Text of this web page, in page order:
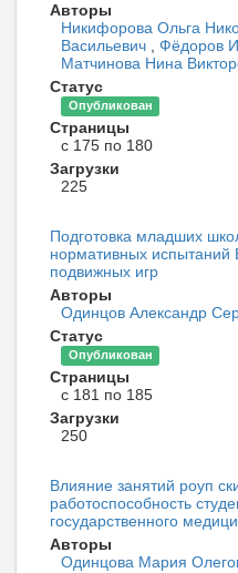
Авторы
Никифорова Ольга
Васильевич , Фёдоров
Матчинова Нина
Статус
Опубликован
Страницы
с 175 по 180
Загрузки
225
Подготовка младших
нормативных
подвижных игр
Авторы
Одинцов Александр
Статус
Опубликован
Страницы
с 181 по 185
Загрузки
250
Влияние занятий роуп
работоспособность
государственного
Авторы
Одинцова Мария